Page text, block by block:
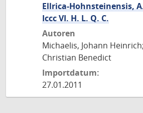
Ellrica-Hohnsteinensis,
Iccc VI. H. L. Q. C.
Autoren
Michaelis, Johann
Christian Benedict
Importdatum:
27.01.2011